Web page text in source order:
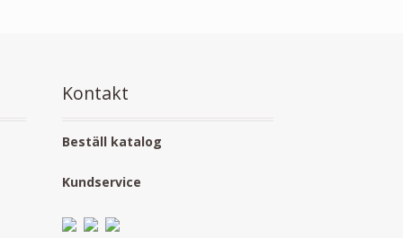
Kontakt
Beställ katalog
Kundservice